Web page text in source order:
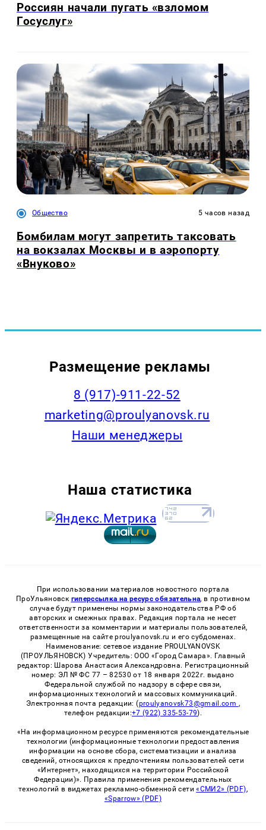
Россиян начали пугать «взломом
Госуслуг»
Общество 5 часов назад
Бомбилам могут запретить таксовать
на вокзалах Москвы и в аэропорту
«Внуково»
Размещение рекламы
8 (917)-911-22-52
marketing@proulyanovsk.ru
Наши менеджеры
Наша статистика
При использовании материалов новостного портала
ПроУльяновск гиперссылка на ресурс обязательна, в противном
случае будут применены нормы законодательства РФ об
авторских и смежных правах. Редакция портала не несет
ответственности за комментарии и материалы пользователей,
размещенные на сайте proulyanovsk.ru и его субдоменах.
Наименование: сетевое издание PROULYANOVSK
(ПРОУЛЬЯНОВСК) Учредитель: ООО «Город Самара». Главный
редактор: Шарова Анастасия Александровна. Регистрационный
номер: ЭЛ № ФС 77 – 82530 от 18 января 2022г. выдано
Федеральной службой по надзору в сфере связи,
информационных технологий и массовых коммуникаций.
Электронная почта редакции: (proulyanovsk73@gmail.com ,
телефон редакции:+7 (922) 335-53-79).
«На информационном ресурсе применяются рекомендательные
технологии (информационные технологии предоставления
информации на основе сбора, систематизации и анализа
сведений, относящихся к предпочтениям пользователей сети
«Интернет», находящихся на территории Российской
Федерации)». Правила применения рекомендательных
технологий в виджетах рекламно-обменной сети«СМИ2» (PDF),
«Sparrow» (PDF)